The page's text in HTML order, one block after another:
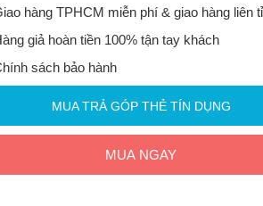
hàng TPHCM miễn phí & giao hàng liên
giả hoàn tiền 100% tận tay khách
sách bảo hành
MUA TRẢ GÓP THẺ TÍN DỤNG
MUA NGAY